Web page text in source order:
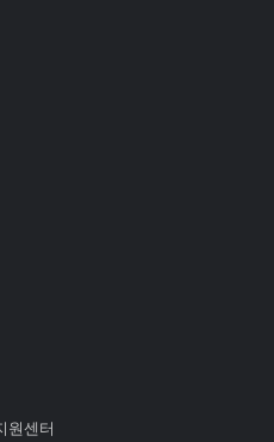
원센터